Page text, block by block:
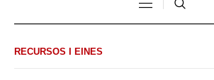
RECURSOS I EINES